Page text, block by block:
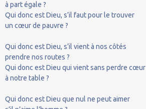
à part égale ?
Qui donc est Dieu, s’il faut pour le trouver
un cœur de pauvre ?
Qui donc est Dieu, s’il vient à nos côtés
prendre nos routes ?
Qui donc est Dieu qui vient sans perdre cœur
à notre table ?
Qui donc est Dieu que nul ne peut aimer